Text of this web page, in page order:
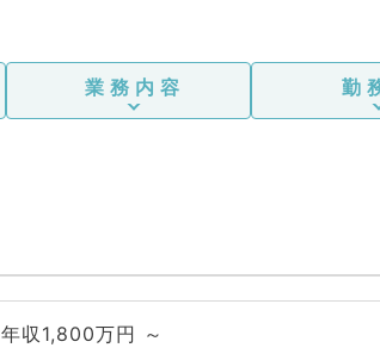
業務内容 勤
年収1,800万円 ～